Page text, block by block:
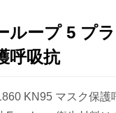
ループ 5 プ
呼吸抗
KN95 マスク保護